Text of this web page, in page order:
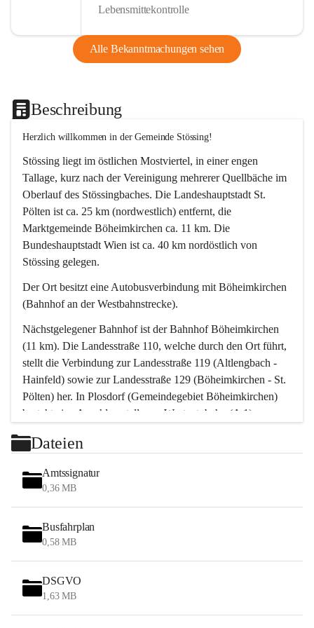
Lebensmittekontrolle
Alle Bekanntmachungen sehen
Beschreibung
Herzlich willkommen in der Gemeinde Stössing!
Stössing liegt im östlichen Mostviertel, in einer engen
Tallage, kurz nach der Vereinigung mehrerer Quellbäche im
Oberlauf des Stössingbaches. Die Landeshauptstadt St.
Pölten ist ca. 25 km (nordwestlich) entfernt, die
Marktgemeinde Böheimkirchen ca. 11 km. Die
Bundeshauptstadt Wien ist ca. 40 km nordöstlich von
Stössing gelegen.
Der Ort besitzt eine Autobusverbindung mit Böheimkirchen
(Bahnhof an der Westbahnstrecke).
Nächstgelegener Bahnhof ist der Bahnhof Böheimkirchen
(11 km). Die Landesstraße 110, welche durch den Ort führt,
stellt die Verbindung zur Landesstraße 119 (Altlengbach -
Hainfeld) sowie zur Landesstraße 129 (Böheimkirchen - St.
Pölten) her. In Plosdorf (Gemeindegebiet Böheimkirchen)
besteht eine Anschlussstelle zur Westautobahn (A 1).
Wien erreicht man in ca. 45 Minuten.
Stössing zählt noch zum Naherholungsraum Wien sowie
zum Naherholungsraum St. Pölten. Viele Bauernhöfe hatten
„ihre Wiener“. Seit 1960 bauten viele Wiener
Wochenendhäuser im Gemeindegebiet. Wegen des
waldreichen Jagdgebietes haben viele Jagdpächter ihre
Das Wandern ist aus touristischer Sicht die bedeutendste
Tätigkeit. Das hügelige Gebiet mit Wanderwegen durch
Wiesen, Wälder und Obstkulturen lädt dazu ein. Gefördert
Dateien
Amtssignatur
0,36 MB
Busfahrplan
0,58 MB
DSGVO
1,63 MB